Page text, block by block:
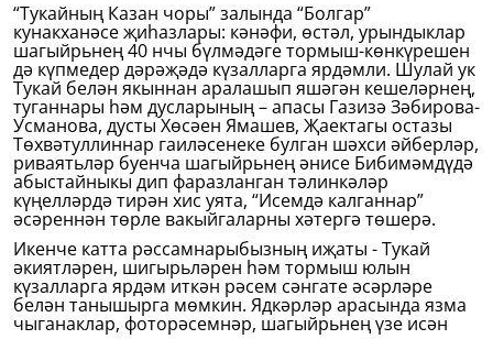
“Тукайның Казан чоры” залында “Болгар”
кунакханәсе җиһазлары: кәнәфи, өстәл, урындыклар
шагыйрьнең 40 нчы бүлмәдәге тормыш-көнкүрешен
дә күпмедер дәрәҗәдә күзалларга ярдәмли. Шулай ук
Тукай белән якыннан аралашып яшәгән кешеләрнең,
туганнары һәм дусларының – апасы Газизә Зәбирова-
Усманова, дусты Хөсәен Ямашев, Җаектагы остазы
Төхвәтуллиннар гаиләсенеке булган шәхси әйберләр,
риваятьләр буенча шагыйрьнең әнисе Бибимәмдүдә
абыстайныкы дип фаразланган тәлинкәләр
күңелләрдә тирән хис уята, “Исемдә калганнар”
әсәреннән төрле вакыйгаларны хәтергә төшерә.
Икенче катта рәссамнарыбызның иҗаты - Тукай
әкиятләрен, шигырьләрен һәм тормыш юлын
күзалларга ярдәм иткән рәсем сәнгате әсәрләре
белән танышырга мөмкин. Ядкәрләр арасында язма
чыганаклар, фоторәсемнәр, шагыйрьнең үзе исән